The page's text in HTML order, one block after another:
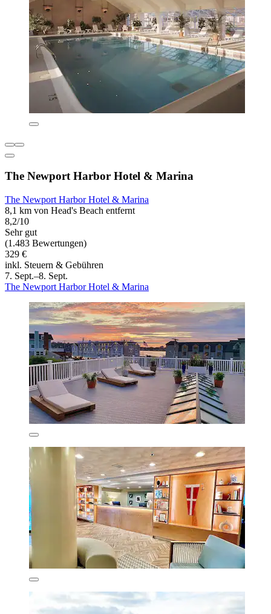
The Newport Harbor Hotel & Marina
The Newport Harbor Hotel & Marina
8,1 km von Head's Beach entfernt
8,2/10
Sehr gut
(1.483 Bewertungen)
329 €
inkl. Steuern & Gebühren
7. Sept.–8. Sept.
The Newport Harbor Hotel & Marina